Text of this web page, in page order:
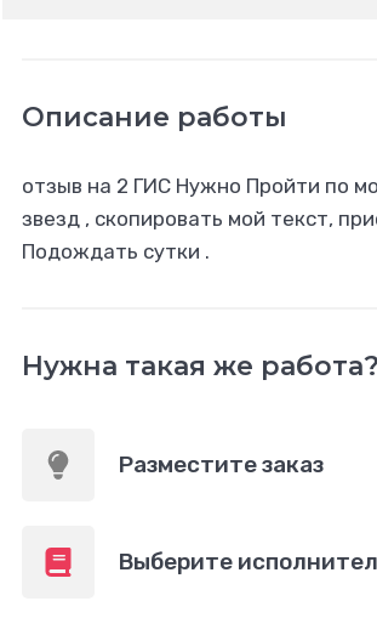
Описание работы
отзыв на 2 ГИС Нужно Пройти по
звезд , скопировать мой текст,
Подождать сутки .
Нужна такая же работа?
Разместите заказ
Выберите